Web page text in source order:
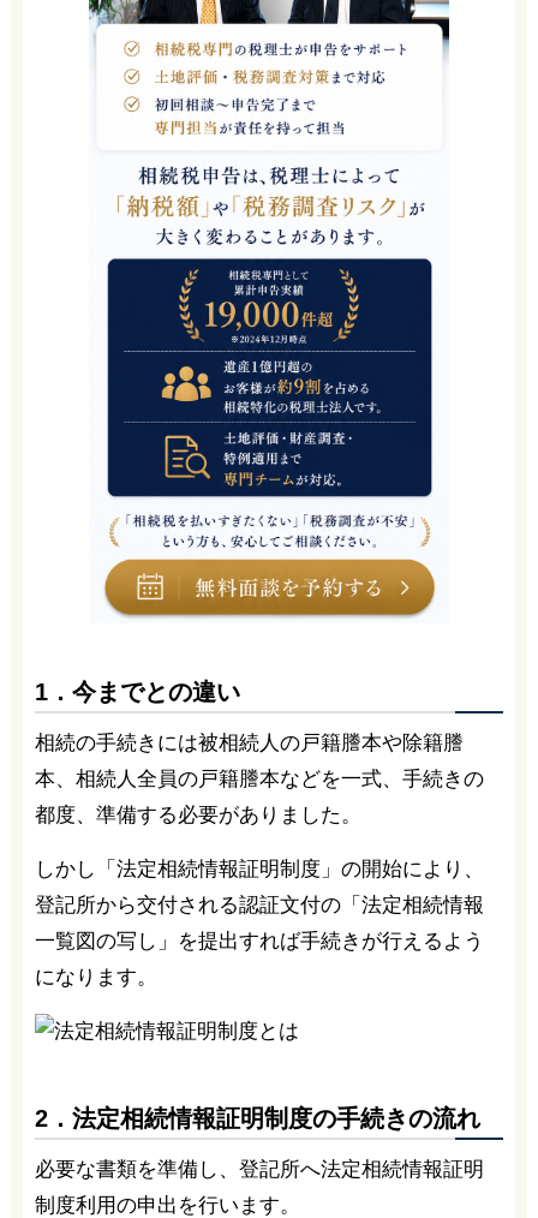
1．今までとの違い
相続の手続きには被相続人の戸籍謄本や除籍謄
本、相続人全員の戸籍謄本などを一式、手続きの
都度、準備する必要がありました。
しかし「法定相続情報証明制度」の開始により、
登記所から交付される認証文付の「法定相続情報
一覧図の写し」を提出すれば手続きが行えるよう
になります。
2．法定相続情報証明制度の手続きの流れ
必要な書類を準備し、登記所へ法定相続情報証明
制度利用の申出を行います。